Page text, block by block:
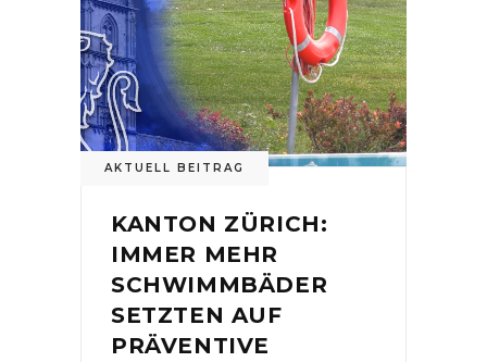
AKTUELL BEITRAG
KANTON ZÜRICH:
IMMER MEHR
SCHWIMMBÄDER
SETZTEN AUF
PRÄVENTIVE